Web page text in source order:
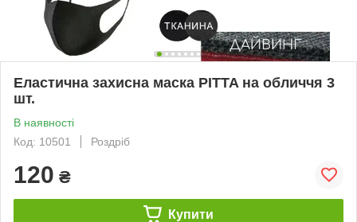
Еластична захисна маска PITTA на обличчя 3
шт.
В наявності
Код: 10501
Роздріб
120 ₴
Купити